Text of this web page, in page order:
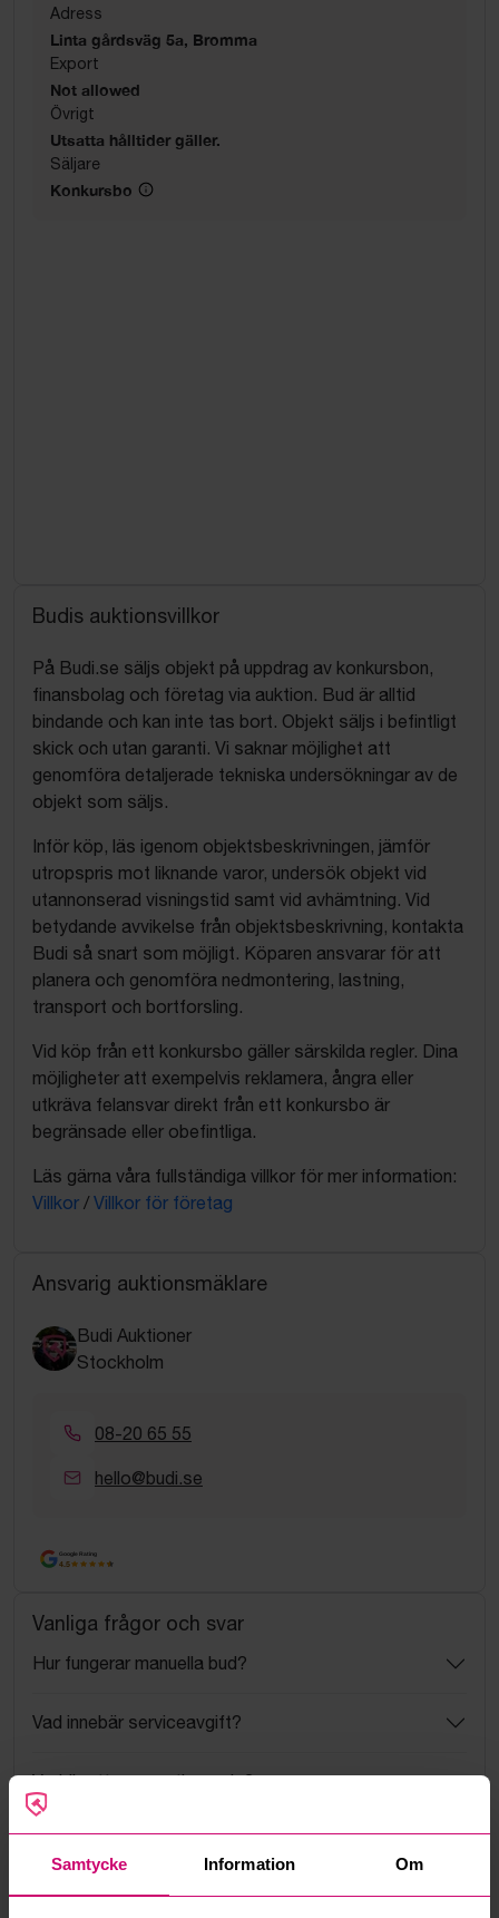
Samtycke Information Om
Adress
Linta gårdsväg 5a, Bromma
Export
Not allowed
Övrigt
Utsatta hålltider gäller.
Säljare
Konkursbo
Budis auktionsvillkor
På Budi.se säljs objekt på uppdrag av konkursbon,
finansbolag och företag via auktion. Bud är alltid
bindande och kan inte tas bort. Objekt säljs i befintligt
skick och utan garanti. Vi saknar möjlighet att
genomföra detaljerade tekniska undersökningar av de
objekt som säljs.
Inför köp, läs igenom objektsbeskrivningen, jämför
utropspris mot liknande varor, undersök objekt vid
utannonserad visningstid samt vid avhämtning. Vid
betydande avvikelse från objektsbeskrivning, kontakta
Budi så snart som möjligt. Köparen ansvarar för att
planera och genomföra nedmontering, lastning,
transport och bortforsling.
Vid köp från ett konkursbo gäller särskilda regler. Dina
möjligheter att exempelvis reklamera, ångra eller
utkräva felansvar direkt från ett konkursbo är
begränsade eller obefintliga.
Läs gärna våra fullständiga villkor för mer information:
Villkor / Villkor för företag
Ansvarig auktionsmäklare
Budi Auktioner
Stockholm
08-20 65 55
hello@budi.se
Google Rating
4.5
Vanliga frågor och svar
Hur fungerar manuella bud?
Vad innebär serviceavgift?
Vad är ett reservationspris?
Hur fungerar maxbud?
Hur fungerar budmotorn?